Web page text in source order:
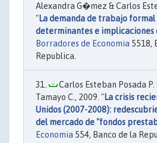
Alexandra G�mez & Carlos
"La demanda de trabajo formal
determinantes e
Borradores de Economia 5518,
Republica.
Carlos Esteban Posada P.
Tamayo C., 2009. "La crisis
Unidos (2007-2008):
del mercado de "fondos
Economia 554, Banco de la